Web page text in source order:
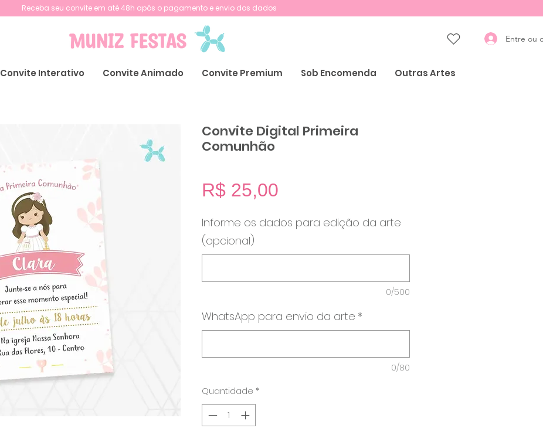
Receba seu convite em até 48h após o pagamento e envio dos dados
Entre ou
Convite Interativo Convite Animado Convite Premium Sob Encomenda Outras Artes
Convite Digital Primeira
Comunhão
R$ 25,00
Informe os dados para edição da arte
(opcional)
0/500
WhatsApp para envio da arte *
0/80
Quantidade *